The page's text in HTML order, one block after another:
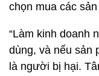
chọn mua các
“Làm kinh doanh
dùng, và nếu sản
là người bị hại.